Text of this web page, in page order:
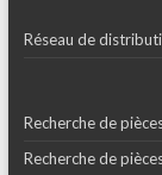
Réseau de
Recherche de
Recherche de